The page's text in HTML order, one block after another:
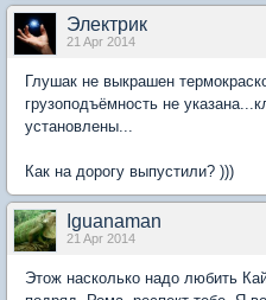
Электрик
21 Apr 2014
Глушак не выкрашен
грузоподъёмность не
установлены...
Как на дорогу выпустили? )))
Iguanaman
21 Apr 2014
Этож насколько надо любить